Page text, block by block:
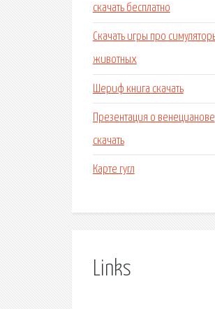
скачать бесплатно
Скачать игры про
животных
Шериф книга скачать
Презентация о венецианове
скачать
Карте гугл
Links